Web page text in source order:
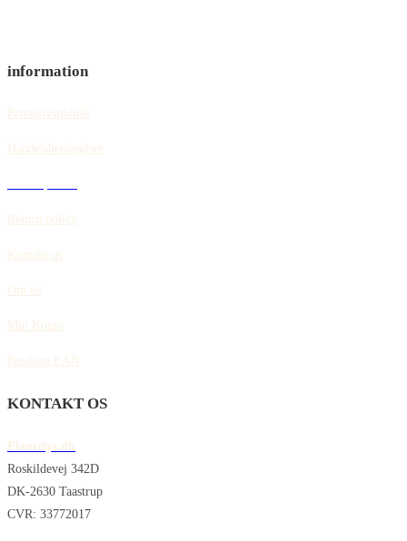
information
Privatlivspolitik
Handelsbetingelser
Return policy
Kontakt us
Om os
Min Konto
Betaling EAN
KONTAKT OS
Plantelys.dk
Roskildevej 342D
DK-2630 Taastrup
CVR: 33772017